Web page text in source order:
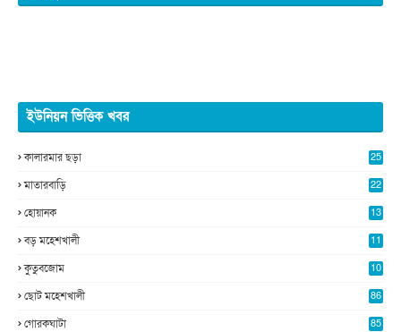
ইউনিয়ন ভিত্তিক খবর
কালারমার ছড়া
25
মাতারবাড়ি
22
হোয়ানক
13
বড় মহেশখালী
11
কুতুবজোম
10
ছোট মহেশখালী 86
গোরকঘাটা 85